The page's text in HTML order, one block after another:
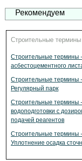
Рекомендуем
Строительные термины
Строительные термины
асбестоцементного
Строительные термины -
Регулярный парк
Строительные термины
водоподготовки с
подачей реагентов
Строительные термины -
Уплотнение осадка